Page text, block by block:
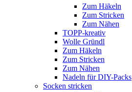
Zum Häkeln
Zum Stricken
Zum Nähen
TOPP-kreativ
Wolle Gründl
Zum Häkeln
Zum Stricken
Zum Nähen
Nadeln für DIY-Packs
Socken stricken